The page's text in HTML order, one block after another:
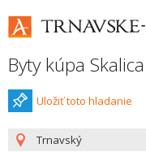
Byty kúpa Skalica
Uložiť toto hladanie
Trnavský